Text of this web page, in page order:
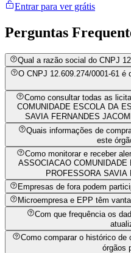
Entrar para ver grátis
Perguntas
Qual a razão social do CNPJ
O CNPJ 12.609.274/0001-61 é
Como consultar todas as
COMUNIDADE ESCOLA DA
SAVIA FERNANDES
Quais informações de
este
Como monitorar e receber
ASSOCIACAO
PROFESSORA SAVIA
Empresas de fora podem
Microempresa e EPP têm
Com que frequência os
Como comparar o histórico de
órgãos